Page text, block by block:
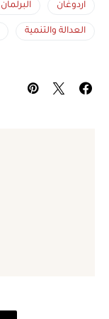
اردوغان البرلمان
العدالة والتنمية